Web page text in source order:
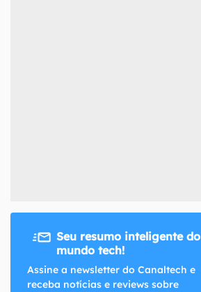
Privacidade do Canaltech.
Seu resumo inteligente do
mundo tech!
Assine a newsletter do Canaltech e
receba notícias e reviews sobre